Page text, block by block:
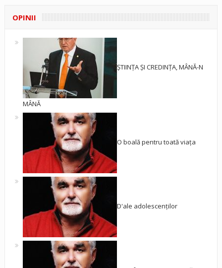
OPINII
ȘTIINȚA ȘI CREDINȚA, MÂNĂ-N
MÂNĂ
O boală pentru toată viața
D'ale adolescenților